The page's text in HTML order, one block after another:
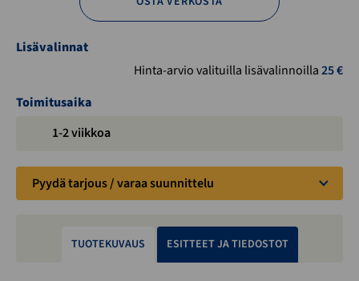
Lisävalinnat
Hinta-arvio valituilla lisävalinnoilla25€
Toimitusaika
1-2 viikkoa
Pyydä tarjous / varaa suunnittelu
TUOTEKUVAUS ESITTEET JA TIEDOSTOT